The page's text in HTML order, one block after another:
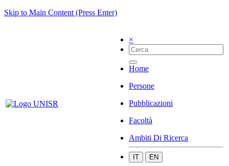
Skip to Main Content (Press Enter)
×
Home
Persone
Pubblicazioni
Facoltà
Ambiti Di Ricerca
IT EN